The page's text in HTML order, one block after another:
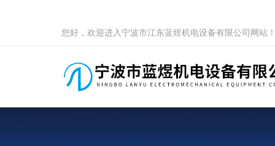
您好，欢迎进入宁波市江东蓝煜机电设备有限公司网站